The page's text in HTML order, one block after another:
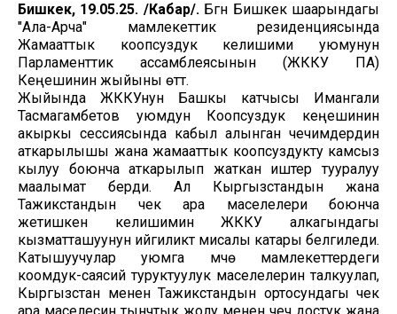
Бишкек, 19.05.25. /Кабар/.Бүгүн Бишкек шаарындагы
"Ала-Арча" мамлекеттик резиденциясында
Жамааттык коопсуздук келишими уюмунун
Парламенттик ассамблеясынын (ЖККУ ПА)
Кеңешинин жыйыны өттү.
Жыйында ЖККУнун Башкы катчысы Имангали
Тасмагамбетов уюмдун Коопсуздук кеңешинин
акыркы сессиясында кабыл алынган чечимдердин
аткарылышы жана жамааттык коопсуздукту камсыз
кылуу боюнча аткарылып жаткан иштер тууралуу
маалымат берди. Ал Кыргызстандын жана
Тажикстандын чек ара маселелери боюнча
жетишкен келишимин ЖККУ алкагындагы
кызматташуунун ийгиликтүү мисалы катары белгиледи.
Катышуучулар уюмга мүчө мамлекеттердеги
коомдук-саясий туруктуулук маселелерин талкуулап,
Кыргызстан менен Тажикстандын ортосундагы чек